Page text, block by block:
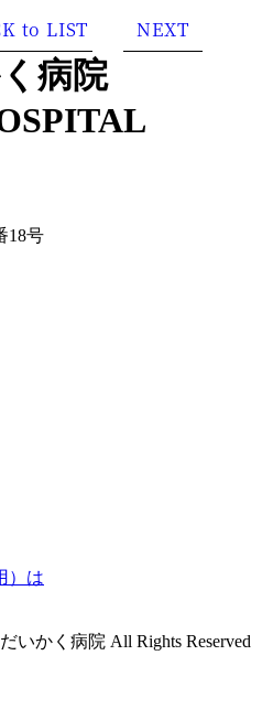
to LIST NEXT
病院
18号
）は
いかく病院 All Rights Reserved